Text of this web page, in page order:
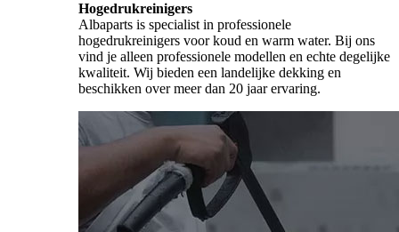
Hogedrukreinigers
Albaparts is specialist in professionele
hogedrukreinigers voor koud en warm water. Bij ons
vind je alleen professionele modellen en echte degelijke
kwaliteit. Wij bieden een landelijke dekking en
beschikken over meer dan 20 jaar ervaring.